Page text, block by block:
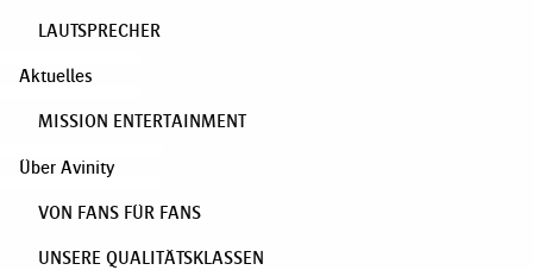
LAUTSPRECHER
Aktuelles
MISSION ENTERTAINMENT
Über Avinity
VON FANS FÜR FANS
UNSERE QUALITÄTSKLASSEN